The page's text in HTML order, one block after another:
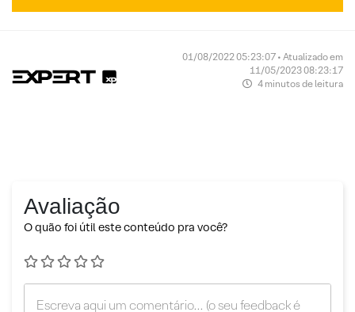
01/08/2022 05:23:07 • Atualizado em
11/05/2023 08:23:17
4 minutos de leitura
Avaliação
O quão foi útil este conteúdo pra você?